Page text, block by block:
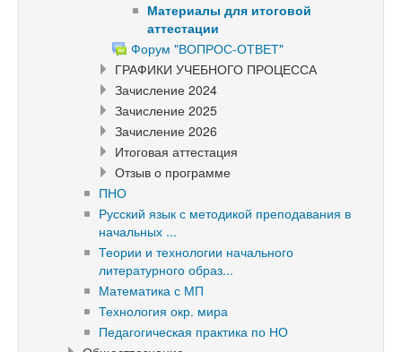
Материалы для итоговой
аттестации
Форум "ВОПРОС-ОТВЕТ"
ГРАФИКИ УЧЕБНОГО ПРОЦЕССА
Зачисление 2024
Зачисление 2025
Зачисление 2026
Итоговая аттестация
Отзыв о программе
ПНО
Русский язык с методикой преподавания в
начальных ...
Теории и технологии начального
литературного образ...
Математика с МП
Технология окр. мира
Педагогическая практика по НО